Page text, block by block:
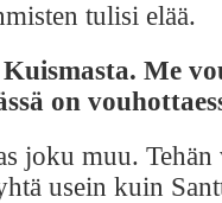
tulisi elää.
Me
on
joku muu. Tehän
usein kuin